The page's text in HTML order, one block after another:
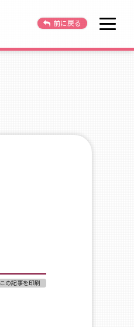
OPEN
前に戻る
この記事を印刷